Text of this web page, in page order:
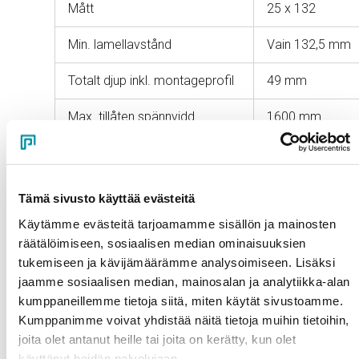
Tämä sivusto käyttää evästeitä
Käytämme evästeitä tarjoamamme sisällön ja mainosten
räätälöimiseen, sosiaalisen median ominaisuuksien
tukemiseen ja kävijämäärämme analysoimiseen. Lisäksi
jaamme sosiaalisen median, mainosalan ja analytiikka-alan
kumppaneillemme tietoja siitä, miten käytät sivustoamme.
Kumppanimme voivat yhdistää näitä tietoja muihin tietoihin,
joita olet antanut heille tai joita on kerätty, kun olet
Mått 25 x 132
Min. lamellavstånd Vain 132,5 mm
Totalt djup inkl. montageprofil 49 mm
Max. tillåten spännvidd 1600 mm
Ytbehandlingar
Pulverlackering
Pulverlackering ger en extremt slitstark yta. Du kan fritt
välja färg och glansgrad enligt dina önskemål. I Pursos
egen pulverlackeringsanläggning kan man också blanda
färger med texturerade och pärlemorskimrande
effekter.